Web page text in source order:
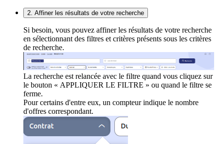
2. Affiner les résultats de votre recherche
Si besoin, vous pouvez affiner les résultats de votre recherche
en sélectionnant des filtres et critères présents sous les critères
de recherche.
La recherche est relancée avec le filtre quand vous cliquez sur
le bouton « APPLIQUER LE FILTRE » ou quand le filtre se
ferme.
Pour certains d'entre eux, un compteur indique le nombre
d'offres correspondant.